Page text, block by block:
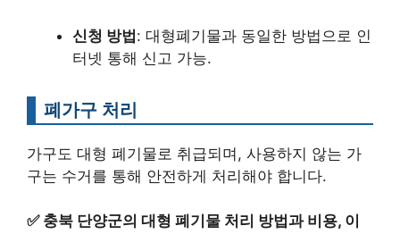
신청 방법: 대형폐기물과 동일한 방법으로 인
터넷 통해 신고 가능.
폐가구 처리
가구도 대형 폐기물로 취급되며, 사용하지 않는 가
구는 수거를 통해 안전하게 처리해야 합니다.
✅ 충북 단양군의 대형 폐기물 처리 방법과 비용, 이